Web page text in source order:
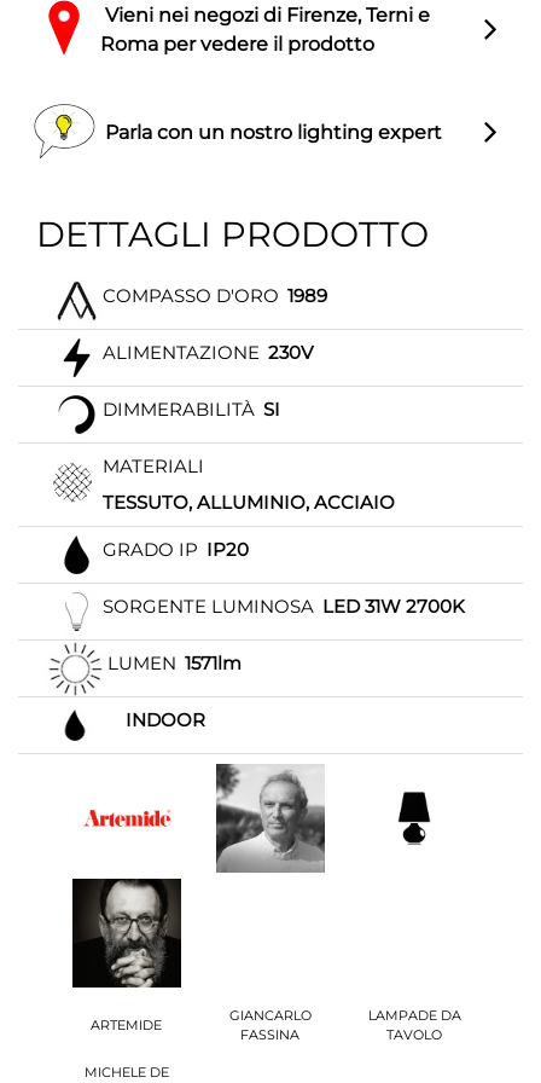
Vieni nei negozi di Firenze, Terni e
Roma per vedere il prodotto
Parla con un nostro lighting expert
DETTAGLI PRODOTTO
COMPASSO D'ORO 1989
ALIMENTAZIONE 230V
DIMMERABILITÀ SI
MATERIALI
TESSUTO, ALLUMINIO, ACCIAIO
GRADO IP IP20
SORGENTE LUMINOSA LED 31W 2700K
LUMEN 1571lm
INDOOR
ARTEMIDE
GIANCARLO
FASSINA
LAMPADE DA
TAVOLO
MICHELE DE